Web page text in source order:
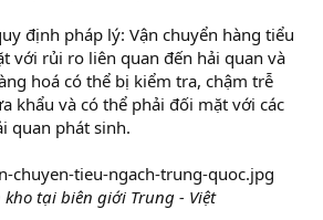
định pháp lý: Vận chuyển hàng tiểu
với rủi ro liên quan đến hải quan và
hoá có thể bị kiểm tra, chậm trễ
khẩu và có thể phải đối mặt với các
quan phát sinh.
kho tại biên giới Trung - Việt